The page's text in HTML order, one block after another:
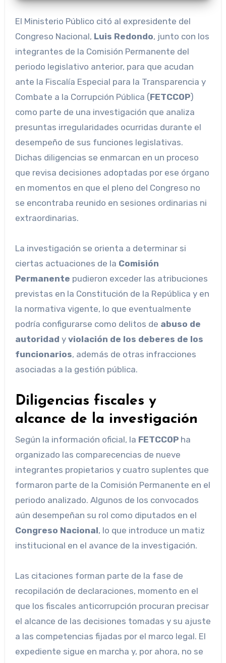
El Ministerio Público citó al expresidente del
Congreso Nacional, Luis Redondo, junto con los
integrantes de la Comisión Permanente del
periodo legislativo anterior, para que acudan
ante la Fiscalía Especial para la Transparencia y
Combate a la Corrupción Pública (FETCCOP)
como parte de una investigación que analiza
presuntas irregularidades ocurridas durante el
desempeño de sus funciones legislativas.
Dichas diligencias se enmarcan en un proceso
que revisa decisiones adoptadas por ese órgano
en momentos en que el pleno del Congreso no
se encontraba reunido en sesiones ordinarias ni
extraordinarias.
La investigación se orienta a determinar si
ciertas actuaciones de la Comisión
Permanente pudieron exceder las atribuciones
previstas en la Constitución de la República y en
la normativa vigente, lo que eventualmente
podría configurarse como delitos de abuso de
autoridad y violación de los deberes de los
funcionarios, además de otras infracciones
asociadas a la gestión pública.
Diligencias fiscales y
alcance de la investigación
Según la información oficial, la FETCCOPha
organizado las comparecencias de nueve
integrantes propietarios y cuatro suplentes que
formaron parte de la Comisión Permanente en el
periodo analizado. Algunos de los convocados
aún desempeñan su rol como diputados en el
Congreso Nacional, lo que introduce un matiz
institucional en el avance de la investigación.
Las citaciones forman parte de la fase de
recopilación de declaraciones, momento en el
que los fiscales anticorrupción procuran precisar
el alcance de las decisiones tomadas y su ajuste
a las competencias fijadas por el marco legal. El
expediente sigue en marcha y, por ahora, no se